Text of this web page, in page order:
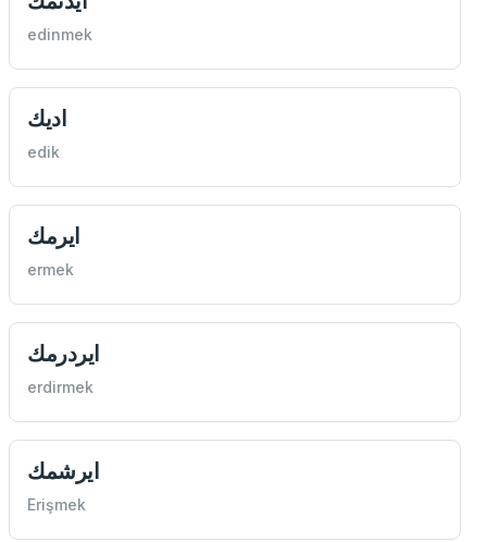
edinmek
اديك
edik
ايرمك
ermek
ايردرمك
erdirmek
ايرشمك
Erişmek